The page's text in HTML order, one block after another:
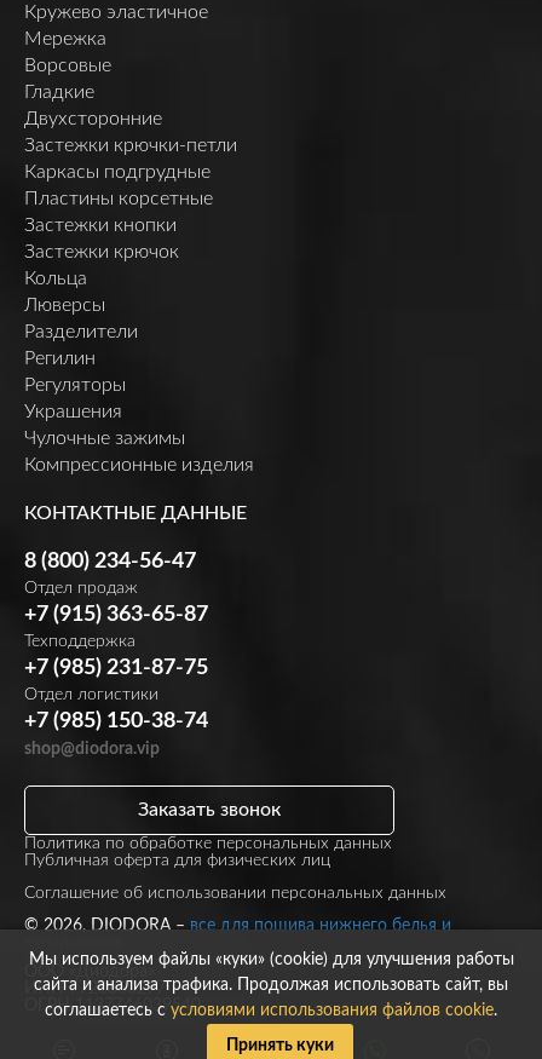
Кружево эластичное
Мережка
Ворсовые
Гладкие
Двухсторонние
Застежки крючки-петли
Каркасы подгрудные
Пластины корсетные
Застежки кнопки
Застежки крючок
Кольца
Люверсы
Разделители
Регилин
Регуляторы
Украшения
Чулочные зажимы
Компрессионные изделия
КОНТАКТНЫЕ ДАННЫЕ
8 (800) 234-56-47
Отдел продаж
+7 (915) 363-65-87
Техподдержка
+7 (985) 231-87-75
Отдел логистики
+7 (985) 150-38-74
shop@diodora.vip
Политика по обработке персональных данных
Публичная оферта для физических лиц
Заказать звонок
Соглашение об использовании персональных данных
© 2026, DIODORA – все для пошива нижнего белья и
ООО «Диодора»
ИНН 7723860297
ОГРН 1137746039540
Мы используем файлы «куки» (cookie) для улучшения работы
сайта и анализа трафика. Продолжая использовать сайт, вы
соглашаетесь с условиями использования файлов cookie.
Принять куки